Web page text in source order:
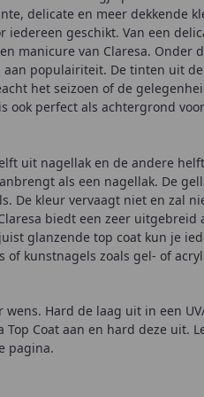
delicate en meer dekkende
geschikt. Van een
manicure van Claresa. Onder
populairiteit. De tinten uit
het seizoen of de
ook perfect als achtergrond
uit nagellak en de andere
als een nagellak. De
De kleur vervaagt niet en zal
biedt een zeer uitgebreid
glanzende top coat kun je
kunstnagels zoals gel- of
Hard de laag uit in een
Coat aan en hard deze uit.
pagina.